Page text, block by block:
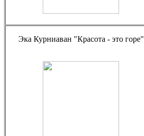
Эка Курниаван "Красота - это горе"